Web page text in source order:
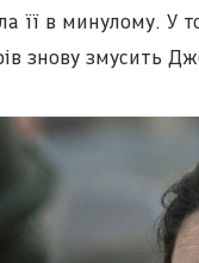
її в минулому. У
знову змусить